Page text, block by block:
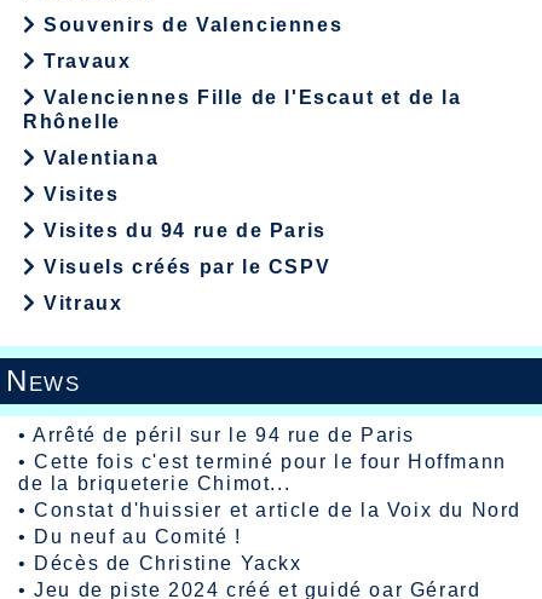
Souvenirs de Valenciennes
Travaux
Valenciennes Fille de l'Escaut et de la
Rhônelle
Valentiana
Visites
Visites du 94 rue de Paris
Visuels créés par le CSPV
Vitraux
News
•Arrêté de péril sur le 94 rue de Paris
•Cette fois c'est terminé pour le four Hoffmann
de la briqueterie Chimot...
•Constat d'huissier et article de la Voix du Nord
• Du neuf au Comité !
• Décès de Christine Yackx
•Jeu de piste 2024 créé et guidé oar Gérard